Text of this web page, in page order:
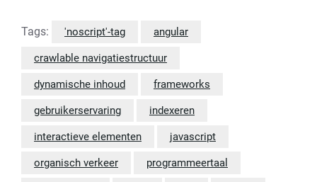
Tags: 'noscript'-tag angular
crawlable navigatiestructuur
dynamische inhoud frameworks
gebruikerservaring indexeren
interactieve elementen javascript
organisch verkeer programmeertaal